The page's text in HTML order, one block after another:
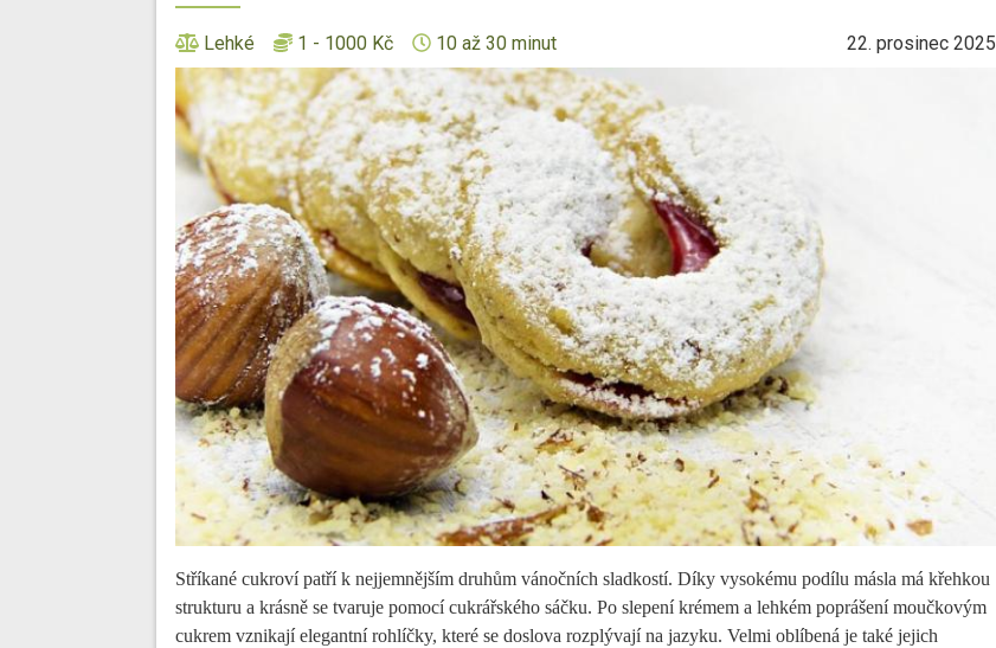
Lehké 1 - 1000 Kč 10 až 30 minut 22. prosinec 2025
Stříkané cukroví patří k nejjemnějším druhům vánočních sladkostí. Díky vysokému podílu másla má křehkou
strukturu a krásně se tvaruje pomocí cukrářského sáčku. Po slepení krémem a lehkém poprášení moučkovým
cukrem vznikají elegantní rohlíčky, které se doslova rozplývají na jazyku. Velmi oblíbená je také jejich